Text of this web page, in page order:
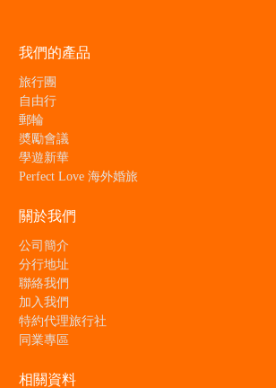
我們的產品
旅行團
自由行
郵輪
奬勵會議
學遊新華
Perfect Love 海外婚旅
關於我們
公司簡介
分行地址
聯絡我們
加入我們
特約代理旅行社
同業專區
相關資料